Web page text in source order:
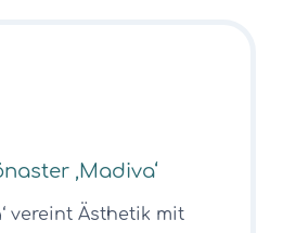
‚Madiva‘
vereint Ästhetik mit